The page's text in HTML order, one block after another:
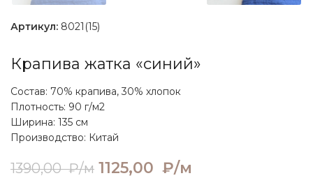
Артикул: 8021(15)
Крапива жатка «синий»
Состав: 70% крапива, 30% хлопок
Плотность: 90 г/м2
Ширина: 135 см
Производство: Китай
1390,00₽/м Первоначальная цена
1125,00 ₽/м